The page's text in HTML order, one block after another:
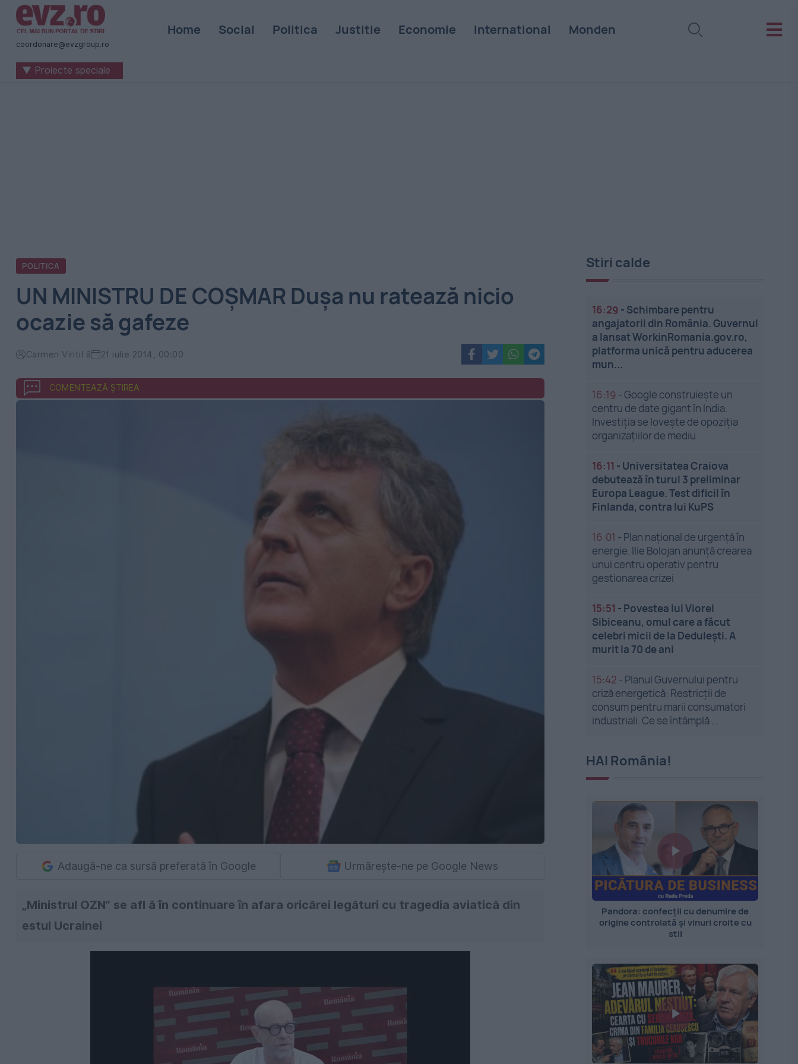
Știri
naționale
internaționale
coordonare@evzgroup.ro
Home Social Politica Justitie Economie International Monden
▼ Proiecte speciale
POLITICA
UN MINISTRU DE COȘMAR Dușa nu ratează nicio
ocazie să gafeze
Carmen Vintil ă 21 iulie 2014, 00:00
COMENTEAZĂ ȘTIREA
Adaugă-ne ca sursă preferată în Google Urmărește-ne pe Google News
„Ministrul OZN” se afl ă în continuare în afara oricărei legături cu tragedia aviatică din
estul Ucrainei
Stiri calde
16:29 - Schimbare pentru
angajatorii din România. Guvernul
a lansat WorkinRomania.gov.ro,
platforma unică pentru aducerea
mun...
16:19 -Google construiește un
centru de date gigant în India.
Investiția se lovește de opoziția
organizațiilor de mediu
16:11 - Universitatea Craiova
debutează în turul 3 preliminar
Europa League. Test dificil în
Finlanda, contra lui KuPS
16:01 - Plan național de urgență în
energie. Ilie Bolojan anunță crearea
unui centru operativ pentru
gestionarea crizei
15:51 - Povestea lui Viorel
Sibiceanu, omul care a făcut
celebri micii de la Dedulești. A
murit la 70 de ani
15:42 - Planul Guvernului pentru
criză energetică: Restricții de
consum pentru marii consumatori
industriali. Ce se întâmplă ...
HAI România!
Pandora: confecții cu denumire de
origine controlată și vinuri croite cu
stil